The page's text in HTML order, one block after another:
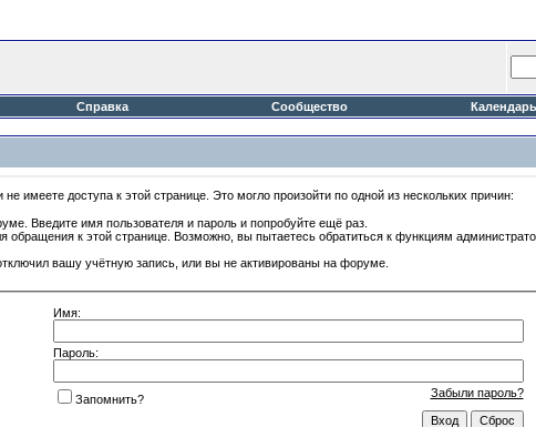
Справка Сообщество Календарь
имеете доступа к этой странице. Это могло произойти по одной из нескольких причин:
Введите имя пользователя и пароль и попробуйте ещё раз.
обращения к этой странице. Возможно, вы пытаетесь обратиться к функциям
вашу учётную запись, или вы не активированы на форуме.
Имя:
Пароль:
Забыли пароль?
Запомнить?